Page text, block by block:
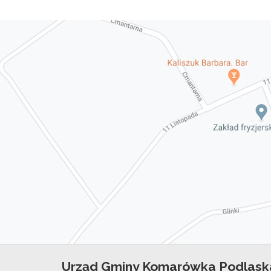
Urząd Gminy Komarówka